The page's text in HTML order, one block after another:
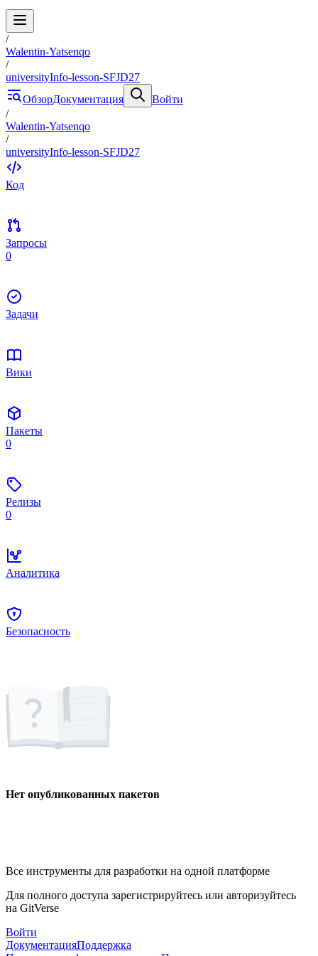
/
Walentin-Yatsenqo
/
universityInfo-lesson-SFJD27
ОбзорДокументация
Войти
/
Walentin-Yatsenqo
/
universityInfo-lesson-SFJD27
Код
Запросы
0
Задачи
Вики
Пакеты
0
Релизы
0
Аналитика
Безопасность
Нет опубликованных пакетов
Все инструменты для разработки на одной платформе
Для полного доступа зарегистрируйтесь или авторизуйтесь
на GitVerse
Войти
ДокументацияПоддержка